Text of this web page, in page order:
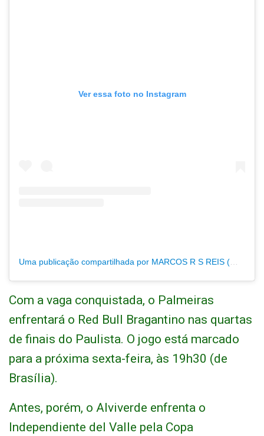
Ver essa foto no Instagram
Com a vaga conquistada, o Palmeiras
enfrentará o Red Bull Bragantino nas quartas
de finais do Paulista. O jogo está marcado
para a próxima sexta-feira, às 19h30 (de
Brasília).
Antes, porém, o Alviverde enfrenta o
Independiente del Valle pela Copa